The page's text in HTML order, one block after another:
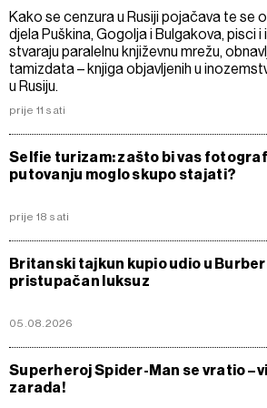
Kako se cenzura u Rusiji pojačava te se
djela Puškina, Gogolja i Bulgakova, pisci i
stvaraju paralelnu književnu mrežu,
tamizdata – knjiga objavljenih u
u Rusiju.
prije 11 sati
Selfie turizam: zašto bi vas
putovanju moglo skupo stajati?
prije 18 sati
Britanski tajkun kupio udio u
pristupačan luksuz
05.08.2026
Superheroj Spider-Man se vratio –
zarada!